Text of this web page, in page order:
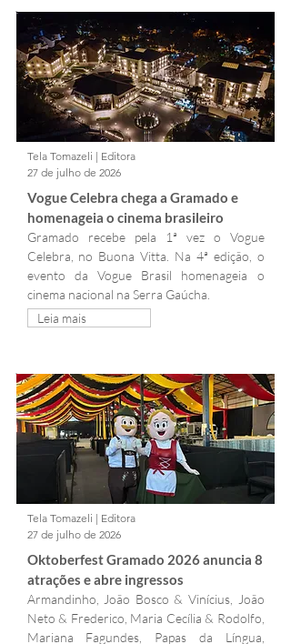
Tela Tomazeli | Editora
27 de julho de 2026
Vogue Celebra chega a Gramado e
homenageia o cinema brasileiro
Gramado recebe pela 1ª vez o Vogue
Celebra, no Buona Vitta. Na 4ª edição, o
evento da Vogue Brasil homenageia o
cinema nacional na Serra Gaúcha.
Leia mais
Tela Tomazeli | Editora
27 de julho de 2026
Oktoberfest Gramado 2026 anuncia 8
atrações e abre ingressos
Armandinho, João Bosco & Vinícius, João
Neto & Frederico, Maria Cecília & Rodolfo,
Mariana Fagundes, Papas da Língua,